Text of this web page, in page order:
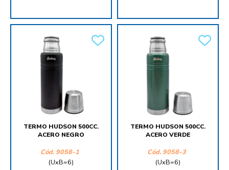
TERMO HUDSON 500CC.
ACERO NEGRO
Cód. 9058-1
(UxB=6)
TERMO HUDSON 500CC.
ACERO VERDE
Cód. 9058-3
(UxB=6)